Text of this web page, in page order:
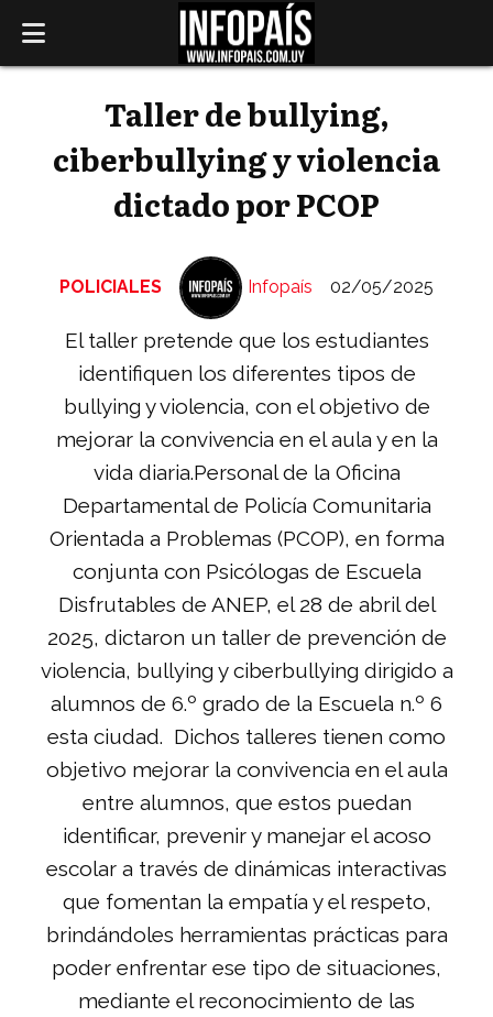
Taller de bullying,
ciberbullying y violencia
dictado por PCOP
El taller pretende que los estudiantes
identifiquen los diferentes tipos de
bullying y violencia, con el objetivo de
mejorar la convivencia en el aula y en la
vida diaria.Personal de la Oficina
Departamental de Policía Comunitaria
Orientada a Problemas (PCOP), en forma
conjunta con Psicólogas de Escuela
Disfrutables de ANEP, el 28 de abril del
2025, dictaron un taller de prevención de
violencia, bullying y ciberbullying dirigido a
alumnos de 6.º grado de la Escuela n.º 6
esta ciudad. Dichos talleres tienen como
objetivo mejorar la convivencia en el aula
entre alumnos, que estos puedan
identificar, prevenir y manejar el acoso
escolar a través de dinámicas interactivas
que fomentan la empatía y el respeto,
brindándoles herramientas prácticas para
poder enfrentar ese tipo de situaciones,
mediante el reconocimiento de las
POLICIALES 02/05/2025
Infopaís